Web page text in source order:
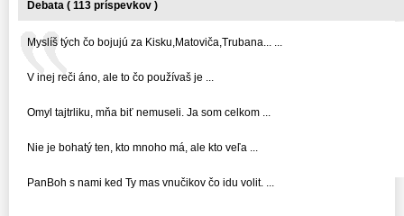
Debata ( 113 príspevkov )
Myslíš tých čo bojujú za Kisku,Matoviča,Trubana... ...
V inej reči áno, ale to čo používaš je ...
Omyl tajtrliku, mňa biť nemuseli. Ja som celkom ...
Nie je bohatý ten, kto mnoho má, ale kto veľa ...
PanBoh s nami ked Ty mas vnučikov čo idu volit. ...